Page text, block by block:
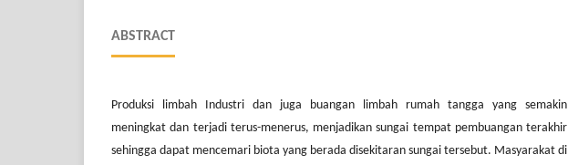
ABSTRACT
Produksi limbah Industri dan juga buangan limbah rumah tangga yang semakin
meningkat dan terjadi terus-menerus, menjadikan sungai tempat pembuangan terakhir
sehingga dapat mencemari biota yang berada disekitaran sungai tersebut. Masyarakat di